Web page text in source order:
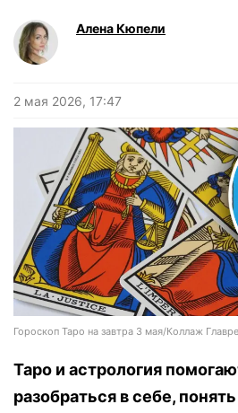
Алена Кюпели
2 мая 2026, 17:47
Гороскоп Таро на завтра 3 мая/Коллаж
Таро и астрология
разобраться в себе,